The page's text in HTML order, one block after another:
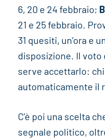
6, 20 e 24 febbraio;
21 e 25 febbraio.
31 quesiti, un’ora e
disposizione. Il
serve accettarlo:
automaticamente il
C’è poi una scelta
segnale politico,